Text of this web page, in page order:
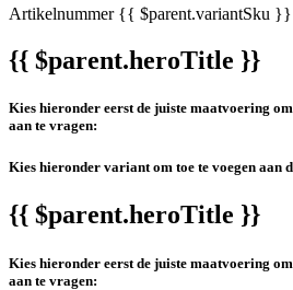
Artikelnummer{{ $parent.variantSku }}
{{ $parent.heroTitle }}
Kies hieronder eerst de juiste maatvoering
aan te vragen:
Kies hieronder variant om toe te voegen aan
{{ $parent.heroTitle }}
Kies hieronder eerst de juiste maatvoering
aan te vragen: